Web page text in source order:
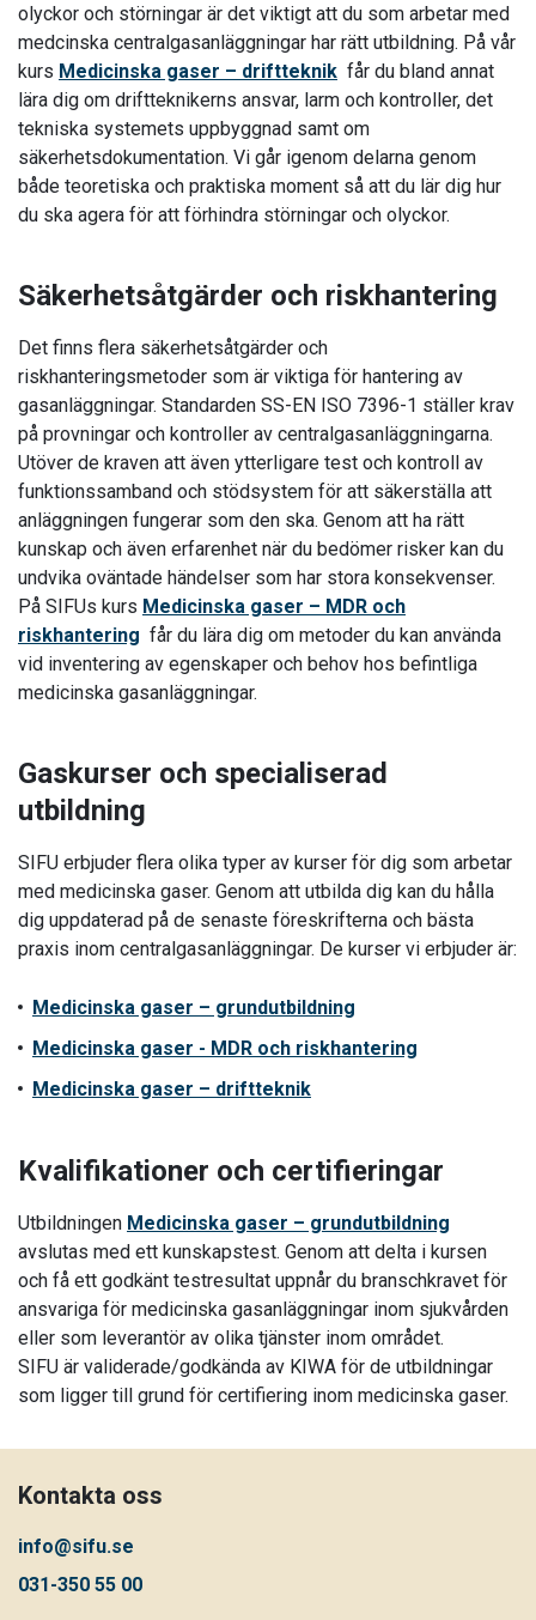
olyckor och störningar är det viktigt att du som arbetar med
medcinska centralgasanläggningar har rätt utbildning. På vår
kurs Medicinska gaser – driftteknik får du bland annat
lära dig om driftteknikerns ansvar, larm och kontroller, det
tekniska systemets uppbyggnad samt om
säkerhetsdokumentation. Vi går igenom delarna genom
både teoretiska och praktiska moment så att du lär dig hur
du ska agera för att förhindra störningar och olyckor.
Säkerhetsåtgärder och riskhantering
Det finns flera säkerhetsåtgärder och
riskhanteringsmetoder som är viktiga för hantering av
gasanläggningar. Standarden SS-EN ISO 7396-1 ställer krav
på provningar och kontroller av centralgasanläggningarna.
Utöver de kraven att även ytterligare test och kontroll av
funktionssamband och stödsystem för att säkerställa att
anläggningen fungerar som den ska. Genom att ha rätt
kunskap och även erfarenhet när du bedömer risker kan du
undvika oväntade händelser som har stora konsekvenser.
På SIFUs kurs Medicinska gaser – MDR och
riskhantering får du lära dig om metoder du kan använda
vid inventering av egenskaper och behov hos befintliga
medicinska gasanläggningar.
Gaskurser och specialiserad
utbildning
SIFU erbjuder flera olika typer av kurser för dig som arbetar
med medicinska gaser. Genom att utbilda dig kan du hålla
dig uppdaterad på de senaste föreskrifterna och bästa
praxis inom centralgasanläggningar. De kurser vi erbjuder är:
Medicinska gaser – grundutbildning
Medicinska gaser - MDR och riskhantering
Medicinska gaser – driftteknik
Kvalifikationer och certifieringar
Utbildningen Medicinska gaser – grundutbildning
avslutas med ett kunskapstest. Genom att delta i kursen
och få ett godkänt testresultat uppnår du branschkravet för
ansvariga för medicinska gasanläggningar inom sjukvården
eller som leverantör av olika tjänster inom området.
SIFU är validerade/godkända av KIWA för de utbildningar
som ligger till grund för certifiering inom medicinska gaser.
Kontakta oss
info@sifu.se
031-350 55 00